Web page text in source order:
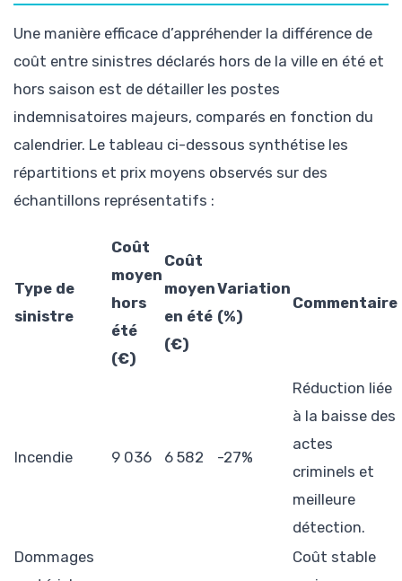
Une manière efficace d’appréhender la différence de
coût entre sinistres déclarés hors de la ville en été et
hors saison est de détailler les postes
indemnisatoires majeurs, comparés en fonction du
calendrier. Le tableau ci-dessous synthétise les
répartitions et prix moyens observés sur des
échantillons représentatifs :
Type de
sinistre
Coût
moyen
hors
été
(€)
Coût
moyen
en été
(€)
Variation
(%)
Commentaire
Incendie 9 036 6 582 -27%
Réduction liée
à la baisse des
actes
criminels et
meilleure
détection.
Dommages
Coût stable